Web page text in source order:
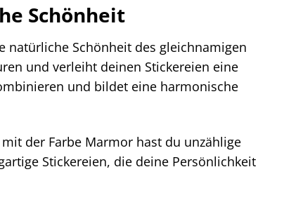
Schönheit
natürliche Schönheit des gleichnamigen
und verleiht deinen Stickereien eine
und bildet eine harmonische
der Farbe Marmor hast du unzählige
Stickereien, die deine Persönlichkeit